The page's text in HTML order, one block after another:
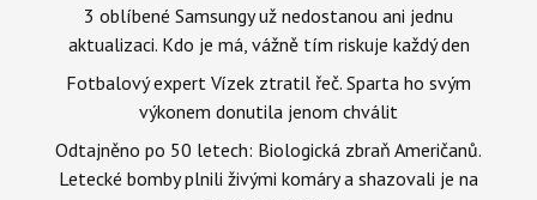
3 oblíbené Samsungy už nedostanou ani jednu
aktualizaci. Kdo je má, vážně tím riskuje každý den
Fotbalový expert Vízek ztratil řeč. Sparta ho svým
výkonem donutila jenom chválit
Odtajněno po 50 letech: Biologická zbraň Američanů.
Letecké bomby plnili živými komáry a shazovali je na